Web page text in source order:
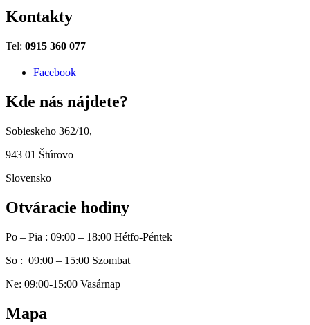
Kontakty
Tel: 0915 360 077
Facebook
Kde nás nájdete?
Sobieskeho 362/10,
943 01 Štúrovo
Slovensko
Otváracie hodiny
Po – Pia : 09:00 – 18:00 Hétfo-Péntek
So : 09:00 – 15:00 Szombat
Ne: 09:00-15:00 Vasárnap
Mapa